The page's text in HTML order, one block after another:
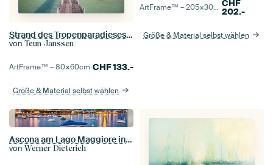
Strand des Tropenparadieses Koh Kood
von Teun Janssen
ArtFrame™ –80×60cm CHF133.-
Größe & Material selbst wählen
ArtFrame™ –205×30cmCHF
202.-
Größe & Material selbst wählen
Ascona am Lago Maggiore in der Schweiz
von Werner Dieterich